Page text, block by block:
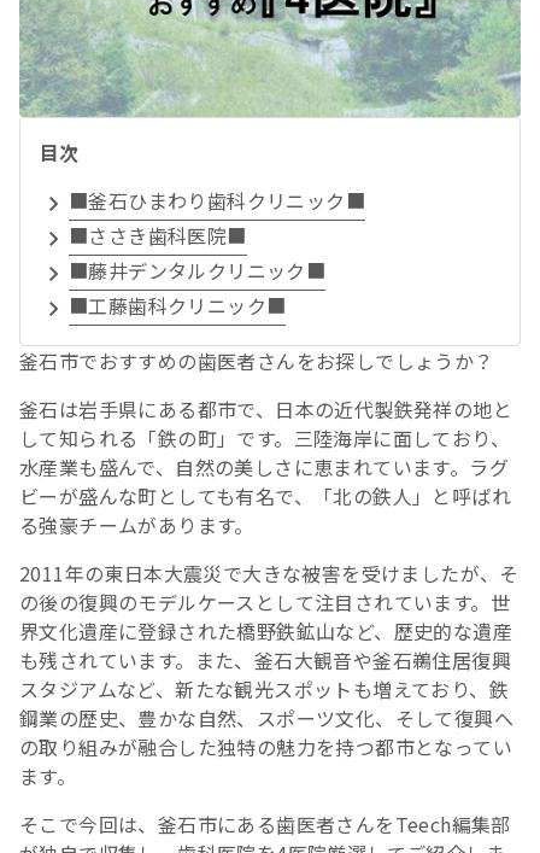
目次
■釜石ひまわり歯科クリニック■
■ささき歯科医院■
■藤井デンタルクリニック■
■工藤歯科クリニック■
釜石市でおすすめの歯医者さんをお探しでしょうか？
釜石は岩手県にある都市で、日本の近代製鉄発祥の地と
して知られる「鉄の町」です。三陸海岸に面しており、
水産業も盛んで、自然の美しさに恵まれています。ラグ
ビーが盛んな町としても有名で、「北の鉄人」と呼ばれ
る強豪チームがあります。
2011年の東日本大震災で大きな被害を受けましたが、そ
の後の復興のモデルケースとして注目されています。世
界文化遺産に登録された橋野鉄鉱山など、歴史的な遺産
も残されています。また、釜石大観音や釜石鵜住居復興
スタジアムなど、新たな観光スポットも増えており、鉄
鋼業の歴史、豊かな自然、スポーツ文化、そして復興へ
の取り組みが融合した独特の魅力を持つ都市となってい
ます。
そこで今回は、釜石市にある歯医者さんをTeech編集部